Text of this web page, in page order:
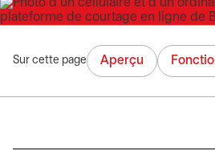
Sur cette page Aperçu